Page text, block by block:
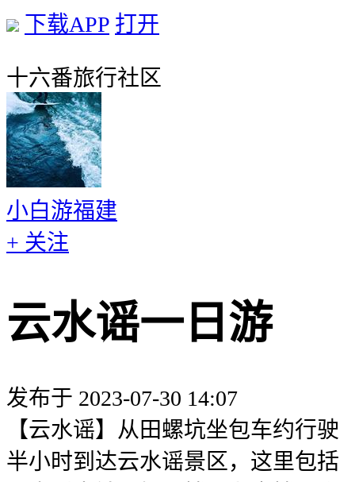
下载APP 打开
十六番旅行社区
小白游福建
+ 关注
云水谣一日游
发布于 2023-07-30 14:07
【云水谣】从田螺坑坐包车约行驶
半小时到达云水谣景区，这里包括